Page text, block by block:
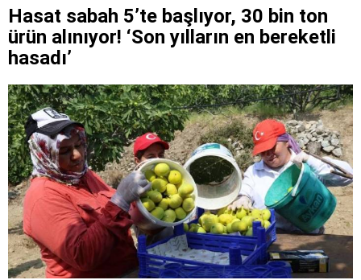
Hasat sabah 5’te başlıyor, 30 bin ton
ürün alınıyor! ‘Son yılların en bereketli
hasadı’